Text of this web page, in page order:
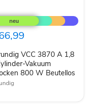
VCC 3870 A 1,8
Vakuum
800 W Beutellos